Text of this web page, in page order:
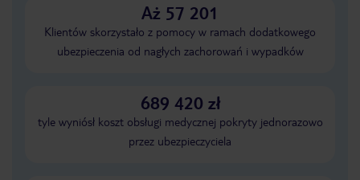
Aż 57 201
Klientów skorzystało z pomocy w ramach dodatkowego
ubezpieczenia od nagłych zachorowań i wypadków
689 420 zł
tyle wyniósł koszt obsługi medycznej pokryty jednorazowo
przez ubezpieczyciela